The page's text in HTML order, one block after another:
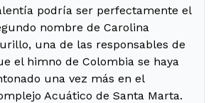
podría ser perfectamente el
nombre de Carolina
una de las responsables de
el himno de Colombia se haya
una vez más en el
Acuático de Santa Marta.